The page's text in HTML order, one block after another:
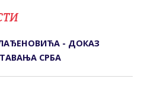
- ДОКАЗ
СРБА